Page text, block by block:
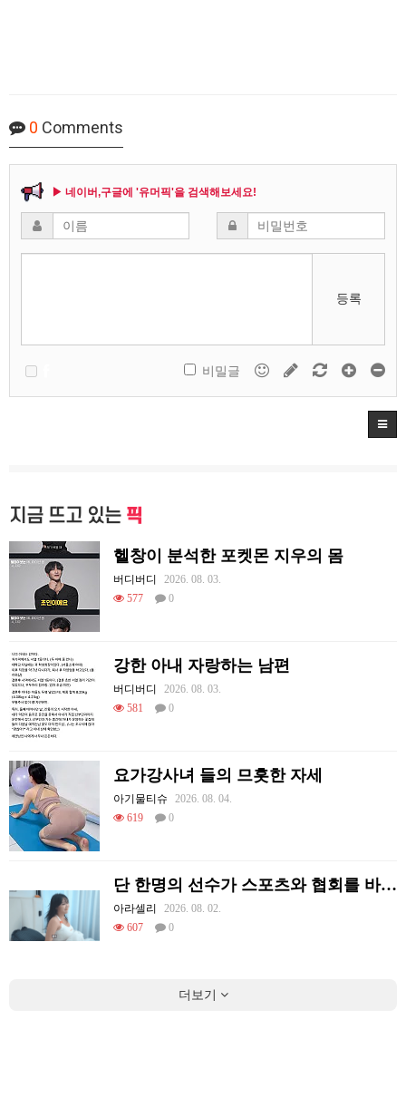
0 Comments
▶ 네이버,구글에 '유머픽'을 검색해보세요!
등록
비밀글
지금 뜨고 있는 픽
헬창이 분석한 포켓몬 지우의 몸
버디버디
2026. 08. 03.
577
0
강한 아내 자랑하는 남편
버디버디
2026. 08. 03.
581
0
요가강사녀 들의 므흣한 자세
아기물티슈
2026. 08. 04.
619
0
단 한명의 선수가 스포츠와 협회를 바꿔 버린 사례.jpg
아라셀리
2026. 08. 02.
607
0
더보기